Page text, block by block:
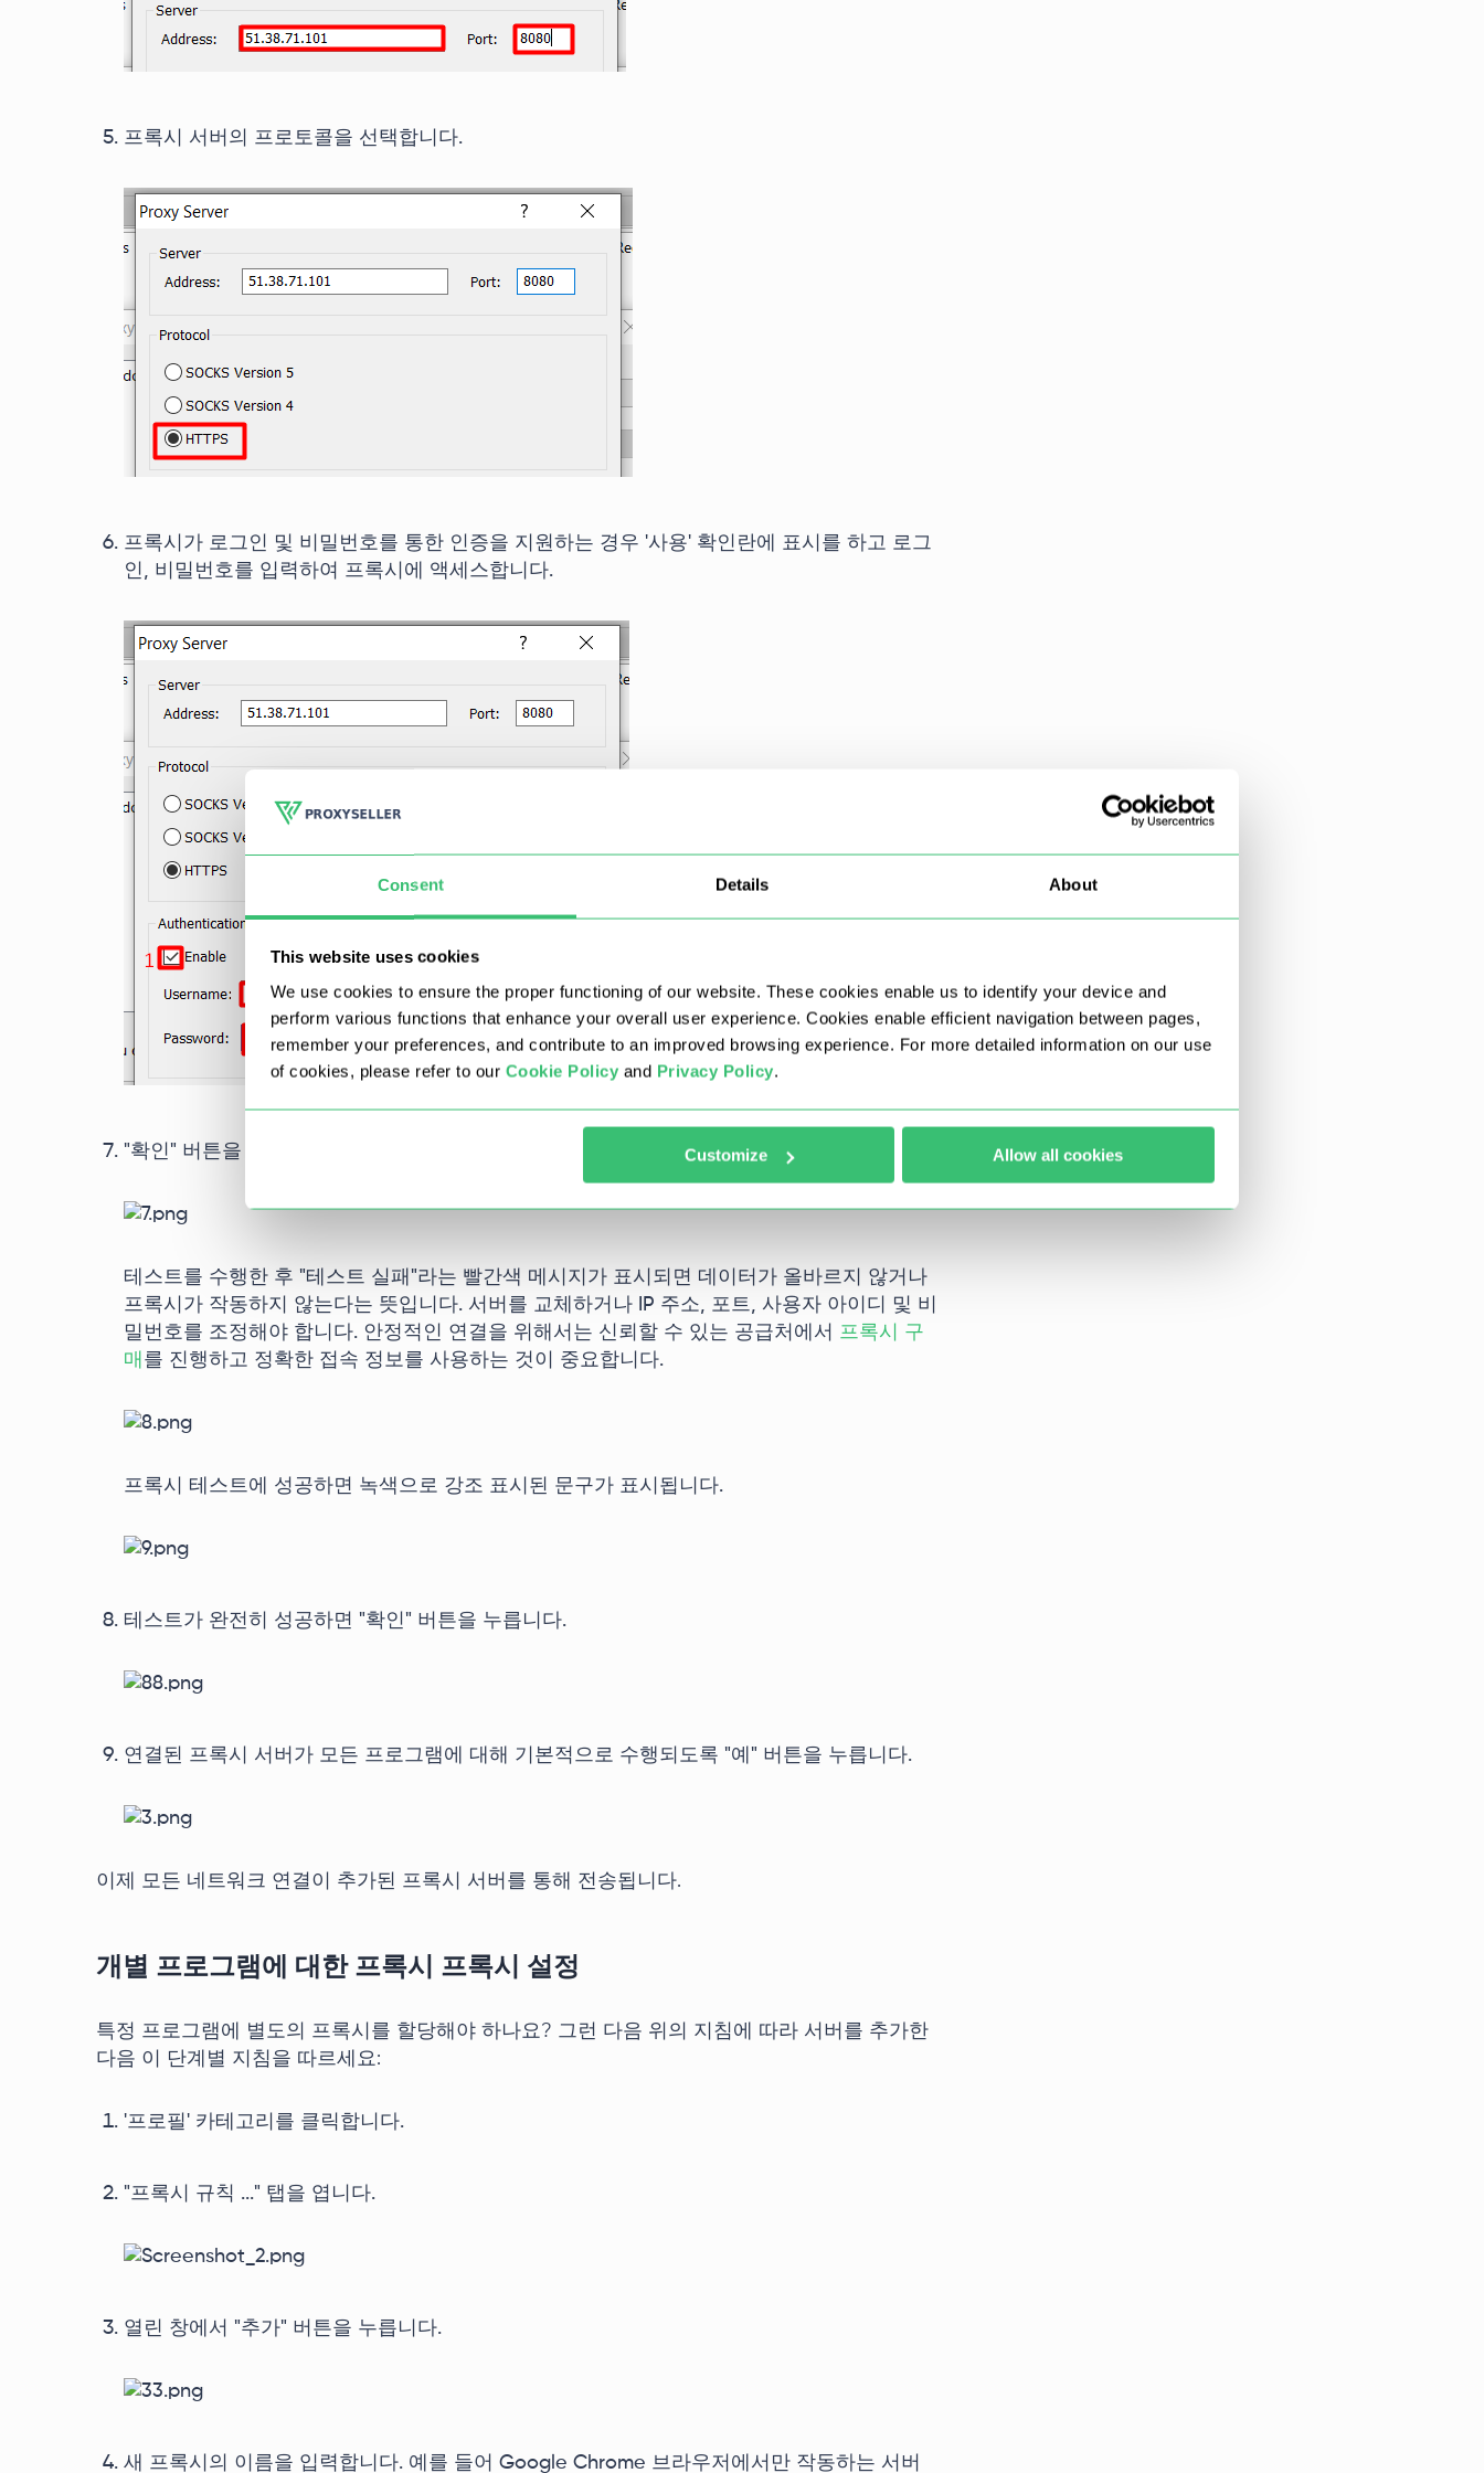
Consent Details About
This website uses cookies
We use cookies to ensure the proper functioning of our website. These cookies enable us to identify your device and
perform various functions that enhance your overall user experience. Cookies enable efficient navigation between pages,
remember your preferences, and contribute to an improved browsing experience. For more detailed information on our use
of cookies, please refer to our Cookie Policy and Privacy Policy.
Customize Allow all cookies
프록시 서버의 프로토콜을 선택합니다.
프록시가 로그인 및 비밀번호를 통한 인증을 지원하는 경우 '사용' 확인란에 표시를 하고 로그
인, 비밀번호를 입력하여 프록시에 액세스합니다.
"확인" 버튼을 눌러 프록시 서버의 작동을 테스트합니다.
테스트를 수행한 후 "테스트 실패"라는 빨간색 메시지가 표시되면 데이터가 올바르지 않거나
프록시가 작동하지 않는다는 뜻입니다. 서버를 교체하거나 IP 주소, 포트, 사용자 아이디 및 비
밀번호를 조정해야 합니다. 안정적인 연결을 위해서는 신뢰할 수 있는 공급처에서 프록시 구
매 를 진행하고 정확한 접속 정보를 사용하는 것이 중요합니다.
프록시 테스트에 성공하면 녹색으로 강조 표시된 문구가 표시됩니다.
테스트가 완전히 성공하면 "확인" 버튼을 누릅니다.
연결된 프록시 서버가 모든 프로그램에 대해 기본적으로 수행되도록 "예" 버튼을 누릅니다.
이제 모든 네트워크 연결이 추가된 프록시 서버를 통해 전송됩니다.
개별 프로그램에 대한 프록시 프록시 설정
특정 프로그램에 별도의 프록시를 할당해야 하나요? 그런 다음 위의 지침에 따라 서버를 추가한
다음 이 단계별 지침을 따르세요:
'프로필' 카테고리를 클릭합니다.
"프록시 규칙 ..." 탭을 엽니다.
열린 창에서 "추가" 버튼을 누릅니다.
새 프록시의 이름을 입력합니다. 예를 들어 Google Chrome 브라우저에서만 작동하는 서버